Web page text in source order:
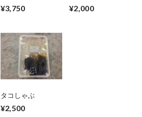
¥3,750 ¥2,000
タコしゃぶ
¥2,500